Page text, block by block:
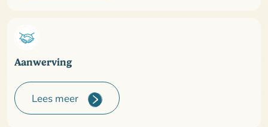
Aanwerving
Lees meer